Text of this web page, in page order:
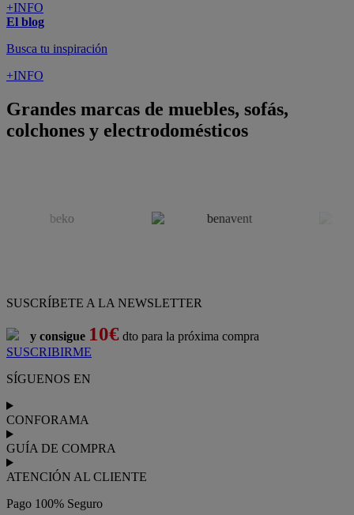
+INFO
El blog
Busca tu inspiración
+INFO
Grandes marcas de muebles, sofás,
colchones y electrodomésticos
SUSCRÍBETE A LA NEWSLETTER
y consigue 10€ dto para la próxima compra
SUSCRIBIRME
SÍGUENOS EN
CONFORAMA
GUÍA DE COMPRA
ATENCIÓN AL CLIENTE
Pago 100% Seguro